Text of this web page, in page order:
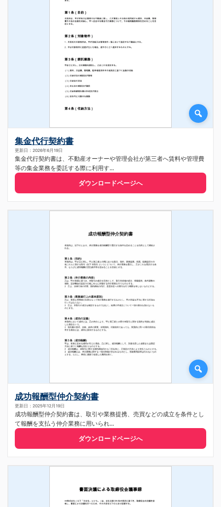
集金代行契約書
更新日：2026年6月19日
集金代行契約書は、不動産オーナーや管理会社が第三者へ賃料や管理費
等の集金業務を委託する際に利用す...
ダウンロードページへ
成功報酬型仲介契約書
更新日：2025年12月19日
成功報酬型仲介契約書は、取引や業務提携、売買などの成立を条件とし
て報酬を支払う仲介業務に用いられ...
ダウンロードページへ